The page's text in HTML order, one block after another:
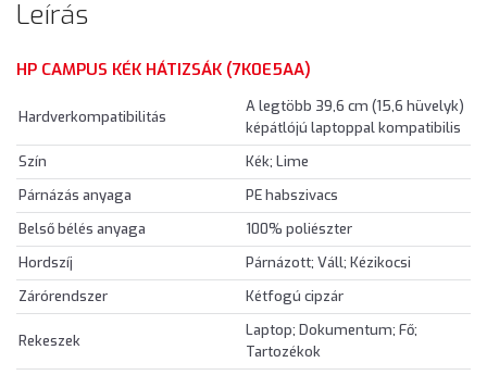
Leírás
HP CAMPUS KÉK HÁTIZSÁK (7K0E5AA)
Hardverkompatibilitás
A legtöbb 39,6 cm (15,6 hüvelyk)
képátlójú laptoppal kompatibilis
Szín
Kék; Lime
Párnázás anyaga
PE habszivacs
Belső bélés anyaga
100% poliészter
Hordszíj
Párnázott; Váll; Kézikocsi
Zárórendszer
Kétfogú cipzár
Rekeszek
Laptop; Dokumentum; Fő;
Tartozékok